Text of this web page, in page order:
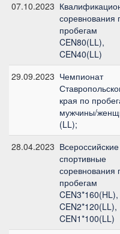
07.10.2023
соревнования
пробегам
CEN80(LL),
CEN40(LL)
29.09.2023 Чемпионат
края по
мужчины/
(LL);
28.04.2023 Всероссийские
спортивные
соревнования
пробегам
CEN3*160(HL),
CEN2*120(LL),
CEN1*100(LL)